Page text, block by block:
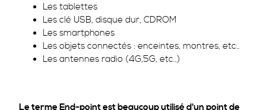
Les tablettes
Les clé USB, disque dur, CDROM
Les smartphones
Les objets connectés : enceintes, montres, etc..
Les antennes radio (4G,5G, etc..)
Le terme End-point est beaucoup utilisé d'un point de